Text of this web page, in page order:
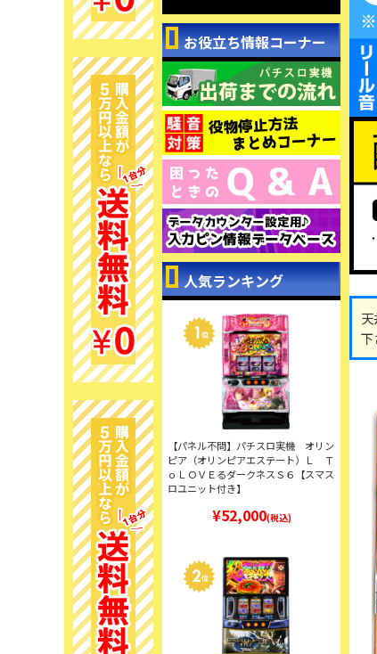
下
お役立ち情報コーナー
人気ランキング
【パネル不問】パチスロ実機 オリン
ピア（オリンピアエステート）Ｌ Ｔ
ｏＬＯＶＥるダークネスＳ６【スマス
ロユニット付き】
¥52,000(税込)